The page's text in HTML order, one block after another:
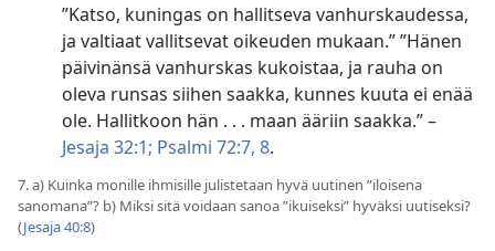
”Katso, kuningas on hallitseva vanhurskaudessa,
ja valtiaat vallitsevat oikeuden mukaan.” ”Hänen
päivinänsä vanhurskas kukoistaa, ja rauha on
oleva runsas siihen saakka, kunnes kuuta ei enää
ole. Hallitkoon hän . . . maan ääriin saakka.” –
Jesaja 32:1; Psalmi 72:7, 8.
7. a) Kuinka monille ihmisille julistetaan hyvä uutinen ”iloisena
sanomana”? b) Miksi sitä voidaan sanoa ”ikuiseksi” hyväksi uutiseksi?
(Jesaja 40:8)